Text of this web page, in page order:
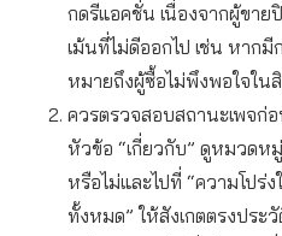
กดรีแอคชั่น เนื่องจากผู้ขา
เม้นที่ไม่ดีออกไป เช่น หาก
หมายถึงผู้ซื้อไม่พึงพอใจใน
ควรตรวจสอบสถานะเพจก่อ
หัวข้อ “เกี่ยวกับ” ดูหมวดห
หรือไม่และไปที่ “ความโปร่ง
ทั้งหมด” ให้สังเกตตรงประ